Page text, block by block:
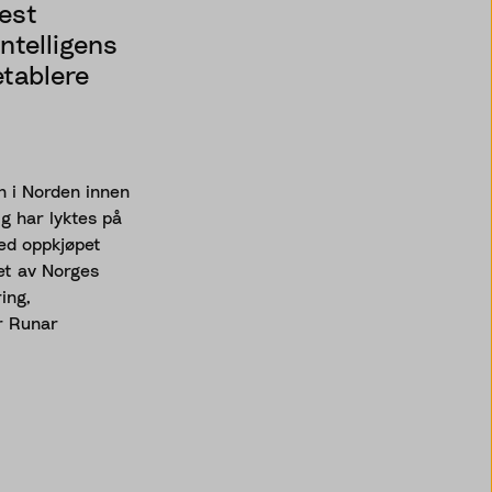
i Norden innen
har lyktes på
oppkjøpet
av Norges
Runar